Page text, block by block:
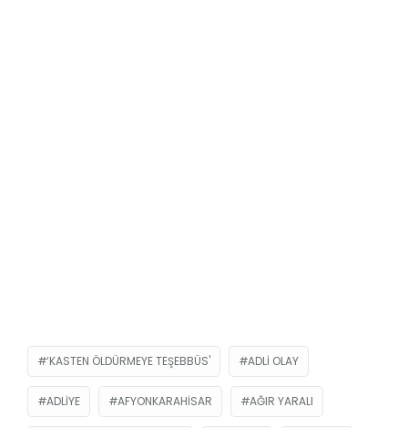
‘KASTEN ÖLDÜRMEYE TEŞEBBÜS' ADLI OLAY
ADLIYE AFYONKARAHISAR AĞIR YARALI